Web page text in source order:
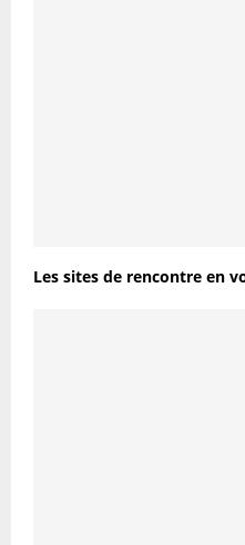
Les sites de rencontre en